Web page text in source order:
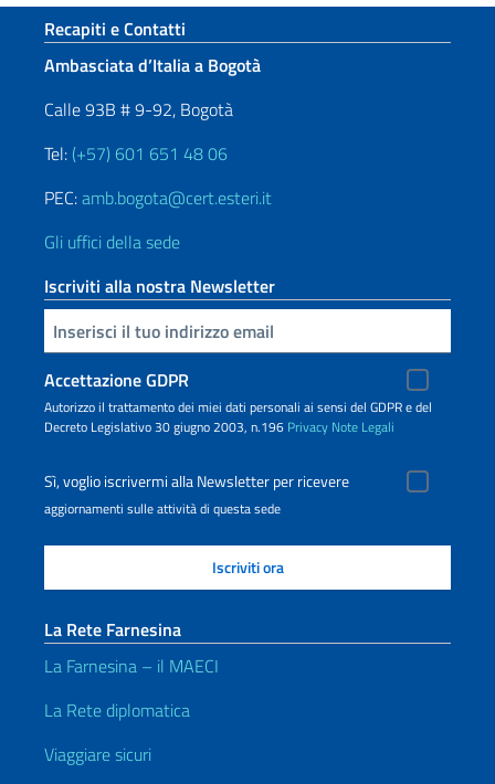
Sezione footer
Recapiti e Contatti
Ambasciata d’Italia a Bogotà
Calle 93B # 9-92, Bogotà
Tel: (+57) 601 651 48 06
PEC:amb.bogota@cert.esteri.it
Gli uffici della sede
Iscriviti alla nostra Newsletter
Inserisci la tua email
Accettazione GDPR
Autorizzo il trattamento dei miei dati personali ai sensi del GDPR e del
Decreto Legislativo 30 giugno 2003, n.196 Privacy Note Legali
Sì, voglio iscrivermi alla Newsletter per ricevere
aggiornamenti sulle attività di questa sede
La Rete Farnesina
La Farnesina – il MAECI
La Rete diplomatica
Viaggiare sicuri